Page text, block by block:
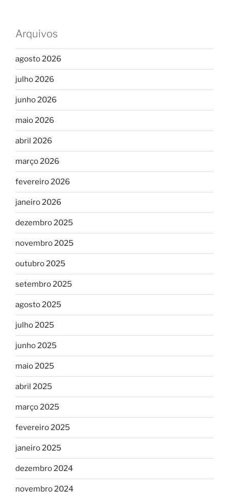
Arquivos
agosto 2026
julho 2026
junho 2026
maio 2026
abril 2026
março 2026
fevereiro 2026
janeiro 2026
dezembro 2025
novembro 2025
outubro 2025
setembro 2025
agosto 2025
julho 2025
junho 2025
maio 2025
abril 2025
março 2025
fevereiro 2025
janeiro 2025
dezembro 2024
novembro 2024